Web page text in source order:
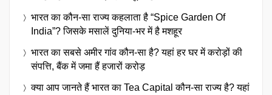
भारत का कौन-सा राज्य कहलाता है “Spice Garden Of
India”? जिसके मसालें दुनिया-भर में है मशहूर
भारत का सबसे अमीर गांव कौन-सा है? यहां हर घर में करोड़ों की
संपत्ति, बैंक में जमा हैं हजारों करोड़
क्या आप जानते हैं भारत का Tea Capital कौन-सा राज्य है? यहां